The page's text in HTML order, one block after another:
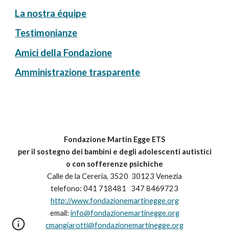
La nostra équipe
Testimonianze
Amici della Fondazione
Amministrazione trasparente
Fondazione Martin Egge ETS
per il sostegno dei bambini e degli adolescenti autistici
o con sofferenze psichiche
Calle de la Cereria, 3520 30123 Venezia
telefono: 041 718481 347 8469723
http://www.fondazionemartinegge.org
email: info@fondazionemartinegge.org
cmangiarotti@fondazionemartinegge.org